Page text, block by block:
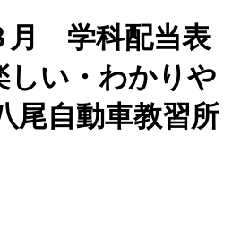
月 学科配当表
しい・わかりや
尾自動車教習所